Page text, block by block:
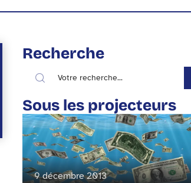
Recherche
Sous les projecteurs
9 décembre 2013